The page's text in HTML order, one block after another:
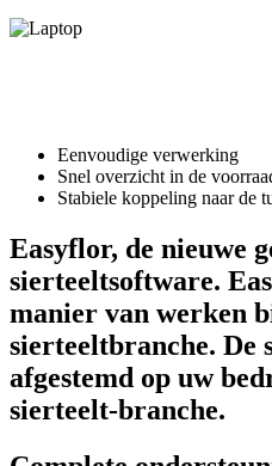
Eenvoudige verwerking
Snel overzicht in de
Stabiele koppeling naar de
Easyflor, de nieuwe
sierteeltsoftware.
manier van werken
sierteeltbranche. De
afgestemd op uw
sierteelt-branche.